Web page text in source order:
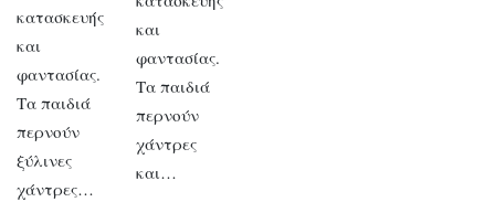
κατασκευής
και
φαντασίας.
Τα παιδιά
περνούν
ξύλινες
χάντρες…
και
φαντασίας.
Τα παιδιά
περνούν
χάντρες
και…